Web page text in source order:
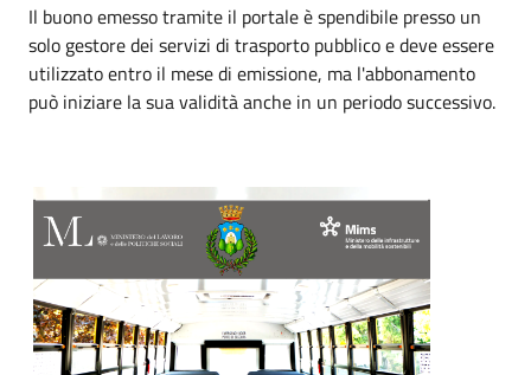
Il buono emesso tramite il portale è spendibile presso un
solo gestore dei servizi di trasporto pubblico e deve essere
utilizzato entro il mese di emissione, ma l'abbonamento
può iniziare la sua validità anche in un periodo successivo.